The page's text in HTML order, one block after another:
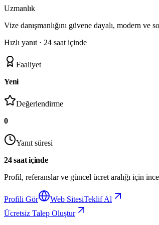
Uzmanlık
Vize danışmanlığını güvene dayalı, modern
Hızlı yanıt · 24 saat içinde
Faaliyet
Yeni
Değerlendirme
0
Yanıt süresi
24 saat içinde
Profil, referanslar ve güncel ücret aralığı için
Profili Gör Web SitesiTeklif Al
Ücretsiz Talep Oluştur